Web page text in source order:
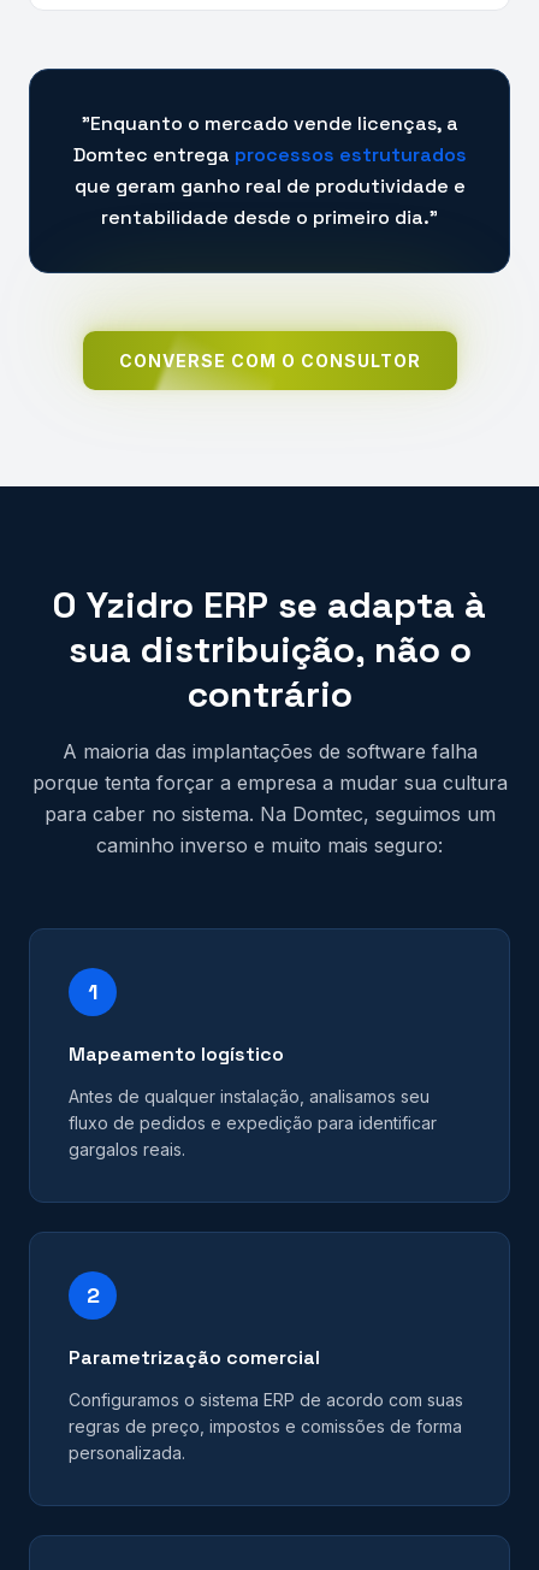
"Enquanto o mercado vende licenças, a
Domtec entrega processos estruturados
que geram ganho real de produtividade e
rentabilidade desde o primeiro dia."
CONVERSE COM O CONSULTOR
O Yzidro ERP se adapta à
sua distribuição, não o
contrário
A maioria das implantações de software falha
porque tenta forçar a empresa a mudar sua cultura
para caber no sistema. Na Domtec, seguimos um
caminho inverso e muito mais seguro:
1
Mapeamento logístico
Antes de qualquer instalação, analisamos seu
fluxo de pedidos e expedição para identificar
gargalos reais.
2
Parametrização comercial
Configuramos o sistema ERP de acordo com suas
regras de preço, impostos e comissões de forma
personalizada.